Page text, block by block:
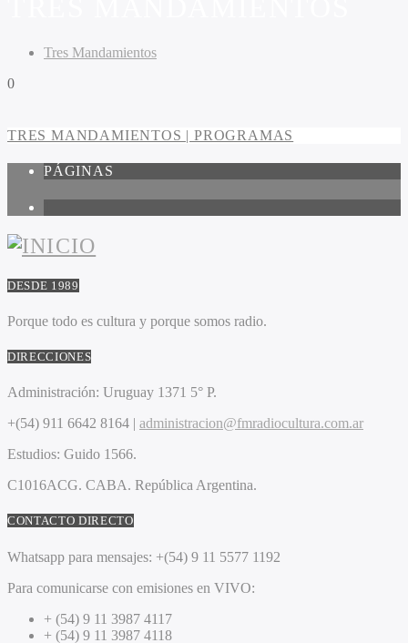
Tres Mandamientos
0
TRES MANDAMIENTOS | PROGRAMAS
PÁGINAS
DESDE 1989
Porque todo es cultura y porque somos radio.
DIRECCIONES
Administración: Uruguay 1371 5° P.
+(54) 911 6642 8164 | administracion@fmradiocultura.com.ar
Estudios: Guido 1566.
C1016ACG. CABA. República Argentina.
CONTACTO DIRECTO
Whatsapp para mensajes: +(54) 9 11 5577 1192
Para comunicarse con emisiones en VIVO:
+ (54) 9 11 3987 4117
+ (54) 9 11 3987 4118